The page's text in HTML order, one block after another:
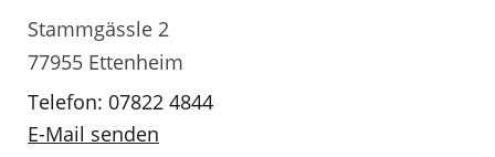
Stammgässle 2
77955 Ettenheim
Telefon: 07822 4844
E-Mail senden